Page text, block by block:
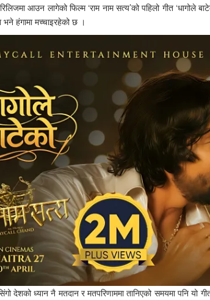
आउन लागेको फिल्म ‘राम नाम सत्य’को पहिलो गीत ‘धागोले
हंगामा मच्चाइरहेको छ ।
देशको ध्यान नै मतदान र मतपरिणाममा तानिएको समयमा पनि